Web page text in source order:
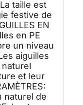
taille est
festive de
EN
en PE
un niveau
aiguilles
et leur
naturel de